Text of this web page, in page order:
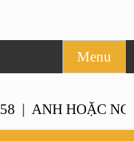
Menu
ANH HOẶC NGƯỜI